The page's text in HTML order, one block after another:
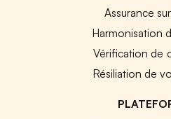
Assurance
Harmonisation
Vérification de
Résiliation de